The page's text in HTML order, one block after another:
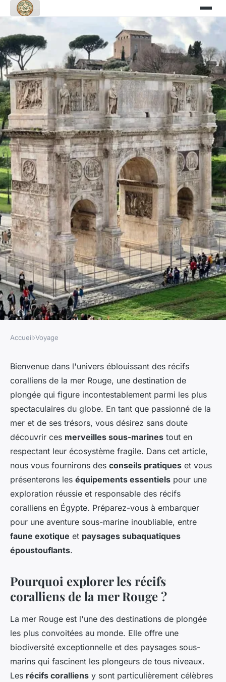
VOYAGE
Comment explorer les récifs
coralliens de la mer Rouge en
Égypte : conseils et
équipements ?
Louise• 5 juillet 2024 • 7 min de lecture
Accueil›Voyage
Bienvenue dans l'univers éblouissant des récifs
coralliens de la mer Rouge, une destination de
plongée qui figure incontestablement parmi les plus
spectaculaires du globe. En tant que passionné de la
mer et de ses trésors, vous désirez sans doute
découvrir ces merveilles sous-marines tout en
respectant leur écosystème fragile. Dans cet article,
nous vous fournirons des conseils pratiques et vous
présenterons les équipements essentiels pour une
exploration réussie et responsable des récifs
coralliens en Égypte. Préparez-vous à embarquer
pour une aventure sous-marine inoubliable, entre
faune exotique et paysages subaquatiques
époustouflants.
Pourquoi explorer les récifs
coralliens de la mer Rouge ?
La mer Rouge est l'une des destinations de plongée
les plus convoitées au monde. Elle offre une
biodiversité exceptionnelle et des paysages sous-
marins qui fascinent les plongeurs de tous niveaux.
Les récifs coralliens y sont particulièrement célèbres